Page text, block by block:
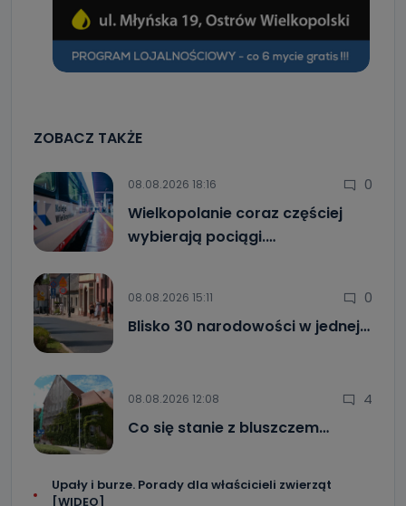
ZOBACZ TAKŻE
08.08.2026 18:16 0
Wielkopolanie coraz częściej
wybierają pociągi.…
08.08.2026 15:11 0
Blisko 30 narodowości w jednej…
08.08.2026 12:08 4
Co się stanie z bluszczem…
Upały i burze. Porady dla właścicieli zwierząt
[WIDEO]